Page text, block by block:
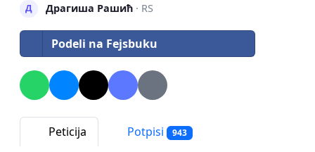
Д Драгиша Рашић· RS
Podeli na Fejsbuku
Peticija Potpisi 943